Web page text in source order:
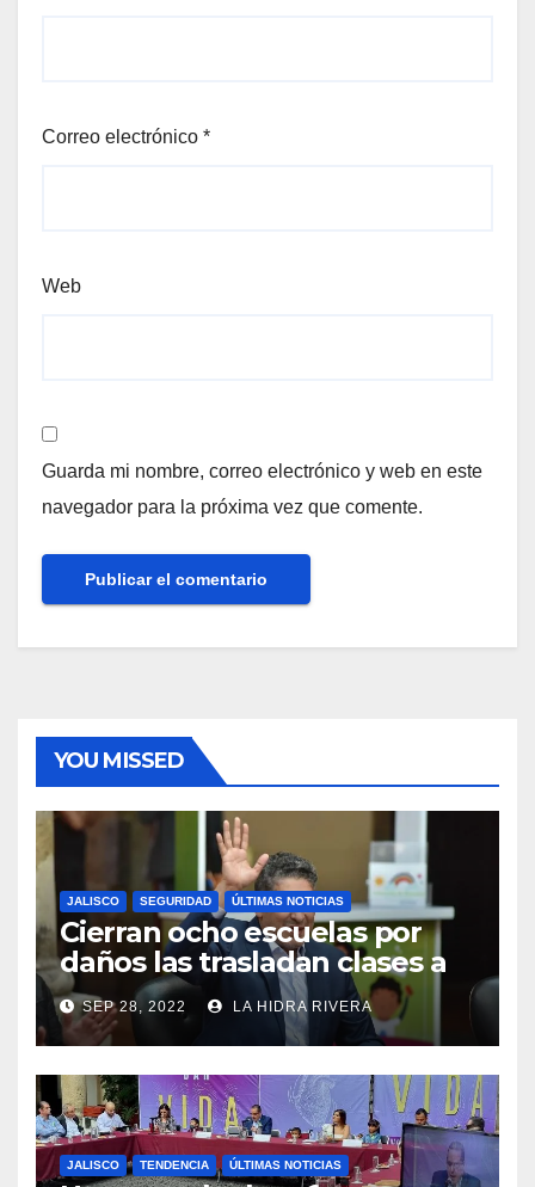
Correo electrónico *
Web
Guarda mi nombre, correo electrónico y web en este
navegador para la próxima vez que comente.
YOU MISSED
JALISCO SEGURIDAD ÚLTIMAS NOTICIAS
Cierran ocho escuelas por
daños las trasladan clases a
sedes alternas.
SEP 28, 2022 LA HIDRA RIVERA
JALISCO TENDENCIA ÚLTIMAS NOTICIAS